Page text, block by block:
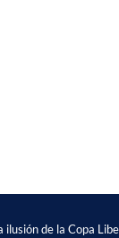
ilusión de la Copa